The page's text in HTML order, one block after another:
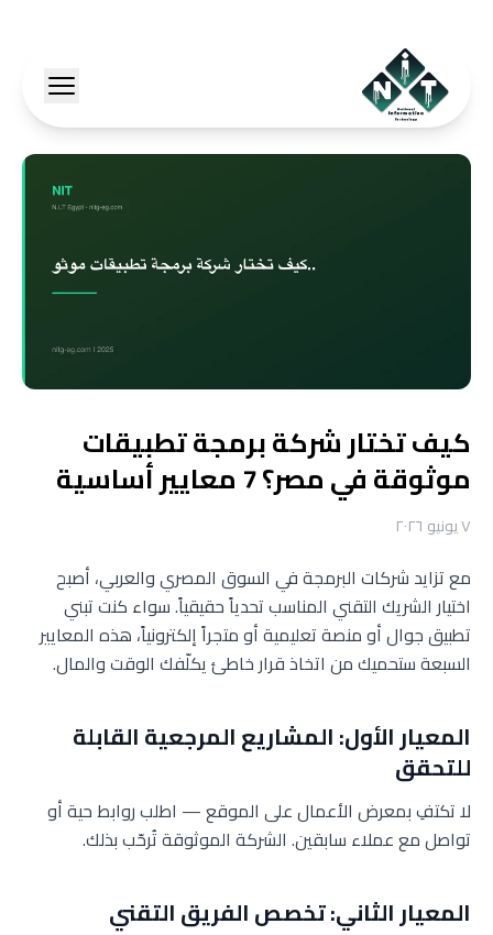
كيف تختار شركة برمجة تطبيقات
موثوقة في مصر؟ 7 معايير أساسية
٧ يونيو ٢٠٢٦
مع تزايد شركات البرمجة في السوق المصري والعربي، أصبح
اختيار الشريك التقني المناسب تحدياً حقيقياً. سواء كنت تبني
تطبيق جوال أو منصة تعليمية أو متجراً إلكترونياً، هذه المعايير
السبعة ستحميك من اتخاذ قرار خاطئ يكلّفك الوقت والمال.
المعيار الأول: المشاريع المرجعية القابلة
للتحقق
لا تكتفِ بمعرض الأعمال على الموقع — اطلب روابط حية أو
تواصل مع عملاء سابقين. الشركة الموثوقة تُرحّب بذلك.
المعيار الثاني: تخصص الفريق التقني